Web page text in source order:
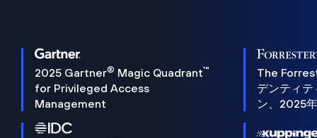
2025 Gartner® Magic Quadrant™
for Privileged Access
Management
The
デンティ
ン、2025